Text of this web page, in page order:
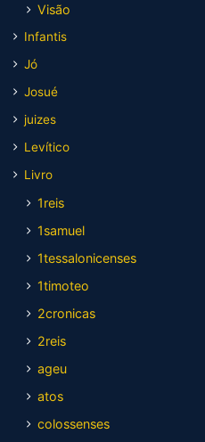
Visão
Infantis
Jó
Josué
juizes
Levítico
Livro
1reis
1samuel
1tessalonicenses
1timoteo
2cronicas
2reis
ageu
atos
colossenses